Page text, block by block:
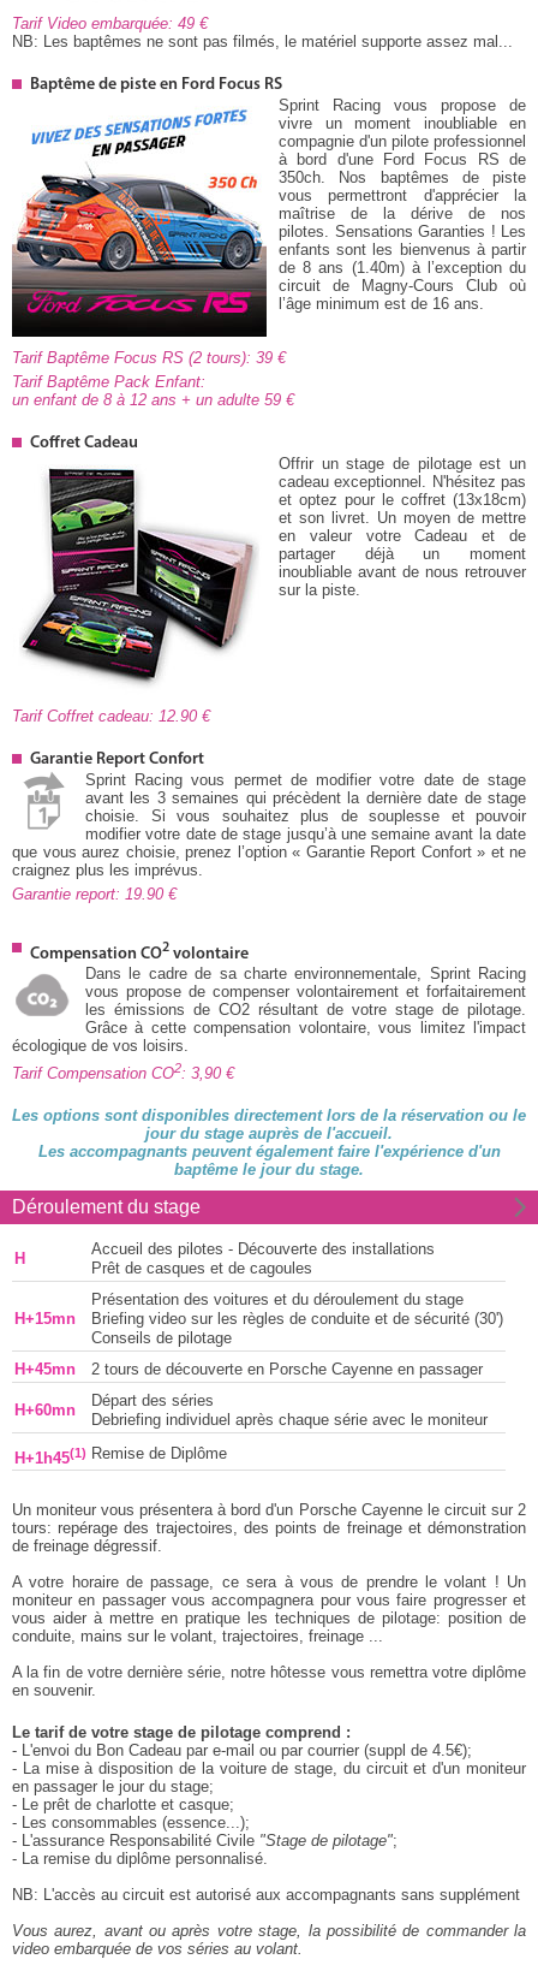
Tarif Video embarquée: 49
NB: Les baptêmes ne sont pas filmés, le matériel supporte assez mal...
Baptême de piste en Ford Focus RS
Sprint Racing vous propose de
vivre un moment inoubliable en
compagnie d'un pilote professionnel
à bord d'une Ford Focus RS de
350ch. Nos baptêmes de piste
vous permettront d'apprécier la
maîtrise de la dérive de nos
pilotes. Sensations Garanties ! Les
enfants sont les bienvenus à partir
de 8 ans (1.40m) à l’exception du
circuit de Magny-Cours Club où
l’âge minimum est de 16 ans.
Tarif Baptême Focus RS (2 tours): 39
Tarif Baptême Pack Enfant:
un enfant de 8 à 12 ans + un adulte 59
Coffret Cadeau
Offrir un stage de pilotage est un
cadeau exceptionnel. N'hésitez pas
et optez pour le coffret (13x18cm)
et son livret. Un moyen de mettre
en valeur votre Cadeau et de
partager déjà un moment
inoubliable avant de nous retrouver
sur la piste.
Tarif Coffret cadeau: 12.90
Garantie Report Confort
Sprint Racing vous permet de modifier votre date de stage
avant les 3 semaines qui précèdent la dernière date de stage
choisie. Si vous souhaitez plus de souplesse et pouvoir
modifier votre date de stage jusqu’à une semaine avant la date
que vous aurez choisie, prenez l’option « Garantie Report Confort » et ne
craignez plus les imprévus.
Garantie report: 19.90
Compensation CO2 volontaire
Dans le cadre de sa charte environnementale, Sprint Racing
vous propose de compenser volontairement et forfaitairement
les émissions de CO2 résultant de votre stage de pilotage.
Grâce à cette compensation volontaire, vous limitez l'impact
écologique de vos loisirs.
Tarif Compensation CO2: 3,90
Les options sont disponibles directement lors de la réservation ou le
jour du stage auprès de l'accueil.
Les accompagnants peuvent également faire l'expérience d'un
baptême le jour du stage.
Déroulement du stage
H
Accueil des pilotes - Découverte des installations
Prêt de casques et de cagoules
H+15mn
Présentation des voitures et du déroulement du stage
Briefing video sur les règles de conduite et de sécurité (30')
Conseils de pilotage
H+45mn
2 tours de découverte en Porsche Cayenne en passager
H+60mn
Départ des séries
Debriefing individuel après chaque série avec le moniteur
H+1h45(1) Remise de Diplôme
Un moniteur vous présentera à bord d'un Porsche Cayenne le circuit sur 2
tours: repérage des trajectoires, des points de freinage et démonstration
de freinage dégressif.
A votre horaire de passage, ce sera à vous de prendre le volant ! Un
moniteur en passager vous accompagnera pour vous faire progresser et
vous aider à mettre en pratique les techniques de pilotage: position de
conduite, mains sur le volant, trajectoires, freinage ...
A la fin de votre dernière série, notre hôtesse vous remettra votre diplôme
en souvenir.
Le tarif de votre stage de pilotage comprend :
- L'envoi du Bon Cadeau par e-mail ou par courrier (suppl de 4.5€);
- La mise à disposition de la voiture de stage, du circuit et d'un moniteur
en passager le jour du stage;
- Le prêt de charlotte et casque;
- Les consommables (essence...);
- L'assurance Responsabilité Civile "Stage de pilotage";
- La remise du diplôme personnalisé.
NB: L'accès au circuit est autorisé aux accompagnants sans supplément
Vous aurez, avant ou après votre stage, la possibilité de commander la
video embarquée de vos séries au volant.